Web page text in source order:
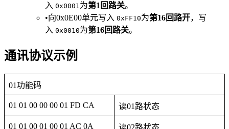
入 0x0001 为​​第1回路关​​。
•向0x0E00单元写入 0xFF10为​​第16回路开​​，写
入 0x0010为​​第16回路关​​。
通讯协议示例
01功能码
01 01 00 00 00 01 FD CA 读01路状态
01 01 00 01 00 01 AC 0A 读02路状态